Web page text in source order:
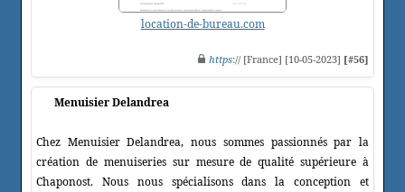
location-de-bureau.com
https:// [France] [10-05-2023] [#56]
Menuisier Delandrea
Chez Menuisier Delandrea, nous sommes passionnés par la
création de menuiseries sur mesure de qualité supérieure à
Chaponost. Nous nous spécialisons dans la conception et